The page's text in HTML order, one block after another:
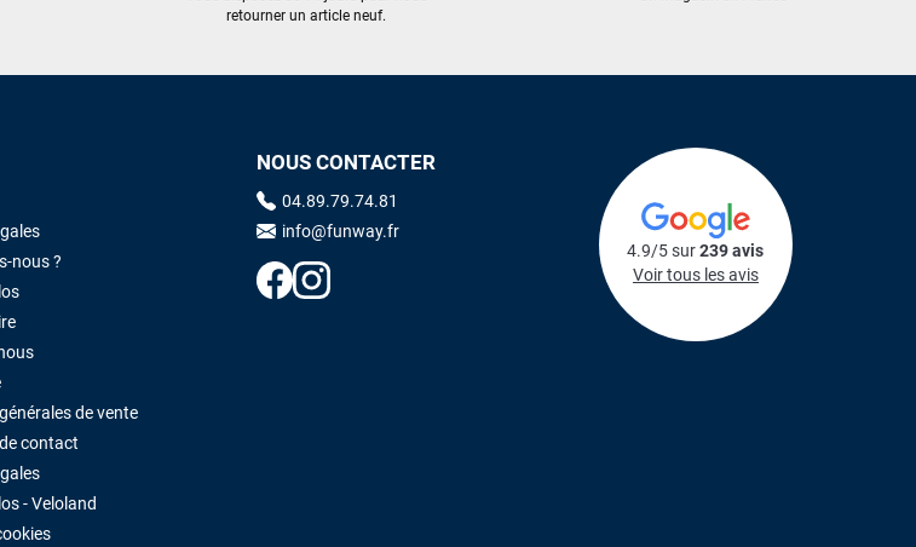
retourner un article neuf.
nous ?
de vente
contact
- Veloland
NOUS CONTACTER
04.89.79.74.81
info@funway.fr
4.9/5 sur239 avis
Voir tous les avis
super sympas. Merci encore pour cette severne
depuis Tahiti. Super service. L'envoi a
AVIS LAISSER UN AVIS